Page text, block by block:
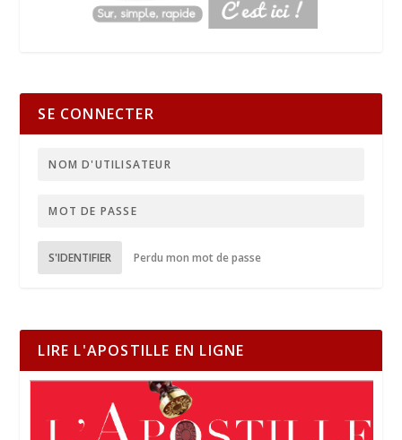
SE CONNECTER
S'IDENTIFIER Perdu mon mot de passe
LIRE L'APOSTILLE EN LIGNE